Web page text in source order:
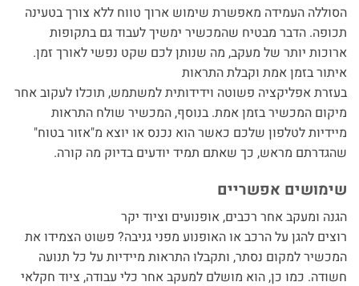
הסוללה העמידה מאפשרת שימוש ארוך טווח ללא צורך בטעינה
תכופה. הדבר מבטיח שהמכשיר ימשיך לעבוד גם בתקופות
ארוכות יותר של מעקב, מה שנותן לכם שקט נפשי לאורך זמן.
איתור בזמן אמת וקבלת התראות
בעזרת אפליקציה פשוטה וידידותית למשתמש, תוכלו לעקוב אחר
מיקום המכשיר בזמן אמת. בנוסף, המכשיר שולח התראות
מיידיות לטלפון שלכם כאשר הוא נכנס או יוצא מ"אזור בטוח"
שהגדרתם מראש, כך שאתם תמיד יודעים בדיוק מה קורה.
שימושים אפשריים
הגנה ומעקב אחר רכבים, אופנועים וציוד יקר
רוצים להגן על הרכב או האופנוע מפני גניבה? פשוט הצמידו את
המכשיר למקום נסתר, ותקבלו התראות מיידיות על כל תנועה
חשודה. כמו כן, הוא מושלם למעקב אחר כלי עבודה, ציוד חקלאי